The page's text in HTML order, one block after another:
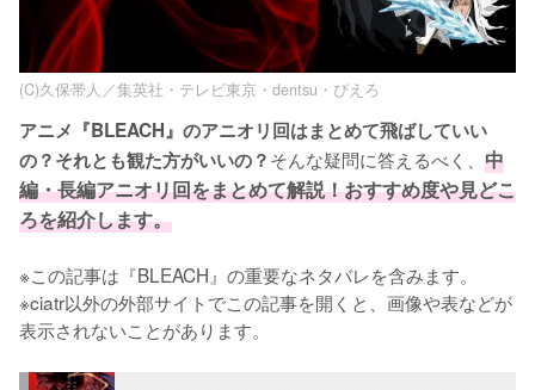
(C)久保帯人／集英社・テレビ東京・dentsu・ぴえろ
アニメ『BLEACH』のアニオリ回はまとめて飛ばしていい
の？それとも観た方がいいの？そんな疑問に答えるべく、 中
編・長編アニオリ回をまとめて解説！おすすめ度や見どこ
ろを紹介します。
※この記事は『BLEACH』の重要なネタバレを含みます。
※ciatr以外の外部サイトでこの記事を開くと、画像や表などが
表示されないことがあります。